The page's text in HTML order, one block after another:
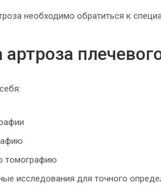
необходимо обратиться к
томографию
исследования для точного